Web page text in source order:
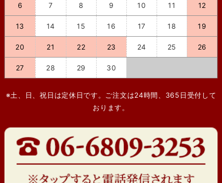
6 7 8 9 10 11 12
13 14 15 16 17 18 19
20 21 22 23 24 25 26
27 28 29 30
※土、日、祝日は定休日です。ご注文は24時間、365日受付して
おります。